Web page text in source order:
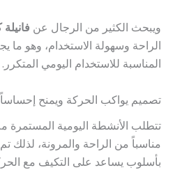
ويبحث الكثير من الرجال عن
الراحة وسهولة الاستخدام، وهو ما
المناسبة للاستخدام اليومي المتكرر.
تصميم يواكب الحركة ويمنح إحساساً
تتطلب الأنشطة اليومية المستمرة
مناسباً من الراحة والمرونة، لذلك
بأسلوب يساعد على التكيف مع